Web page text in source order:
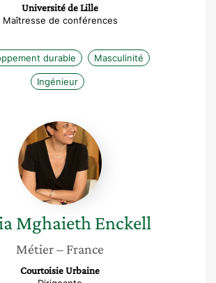
Université de Lille
Maîtresse de conférences
durable Masculinité
Ingénieur
Rabia
Mghaieth
Enckell
Mghaieth Enckell
Métier– France
Courtoisie Urbaine